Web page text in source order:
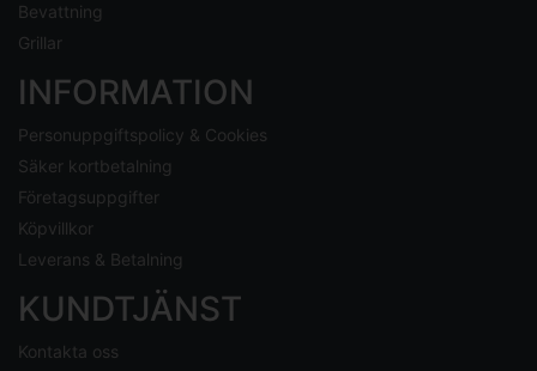
Bevattning
Grillar
INFORMATION
Personuppgiftspolicy & Cookies
Säker kortbetalning
Företagsuppgifter
Köpvillkor
Leverans & Betalning
KUNDTJÄNST
Kontakta oss